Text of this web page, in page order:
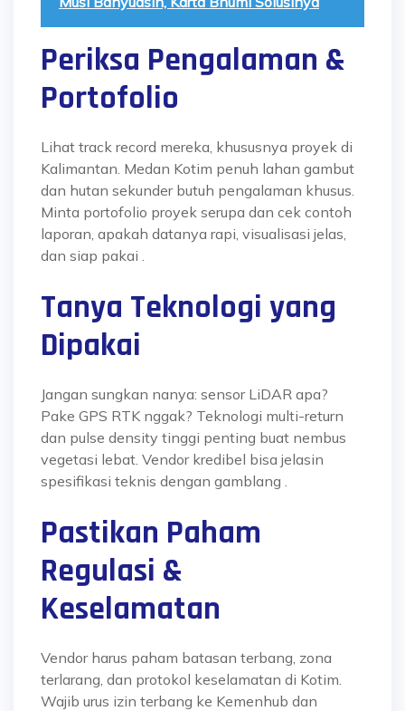
Periksa Pengalaman &
Portofolio
Lihat track record mereka, khususnya proyek di
Kalimantan. Medan Kotim penuh lahan gambut
dan hutan sekunder butuh pengalaman khusus.
Minta portofolio proyek serupa dan cek contoh
laporan, apakah datanya rapi, visualisasi jelas,
dan siap pakai .
Tanya Teknologi yang
Dipakai
Jangan sungkan nanya: sensor LiDAR apa?
Pake GPS RTK nggak? Teknologi multi-return
dan pulse density tinggi penting buat nembus
vegetasi lebat. Vendor kredibel bisa jelasin
spesifikasi teknis dengan gamblang .
Pastikan Paham
Regulasi &
Keselamatan
Vendor harus paham batasan terbang, zona
terlarang, dan protokol keselamatan di Kotim.
Wajib urus izin terbang ke Kemenhub dan